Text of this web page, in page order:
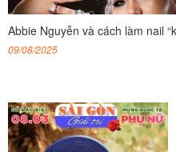
Abbie Nguyễn và cách làm nail
09/08/2025